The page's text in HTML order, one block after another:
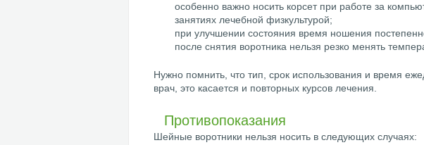
особенно важно носить корсет при работе за
занятиях лечебной физкультурой;
при улучшении состояния время ношения
после снятия воротника нельзя резко менять
Нужно помнить, что тип, срок использования и время
врач, это касается и повторных курсов лечения.
Противопоказания
Шейные воротники нельзя носить в следующих случаях: